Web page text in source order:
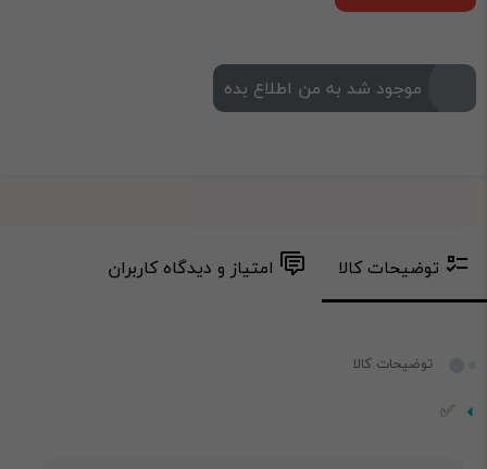
موجود شد به من اطلاع بده
توضیحات کالا امتیاز و دیدگاه کاربران
توضیحات کالا
✅